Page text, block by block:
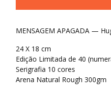
MENSAGEM APAGADA —
24 X 18 cm
Edição Limitada de 40
Serigrafia 10 cores
Arena Natural Rough 300gm